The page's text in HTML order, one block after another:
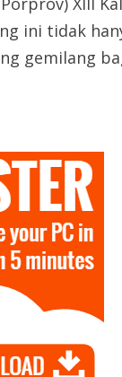
ini tidak
gemilang